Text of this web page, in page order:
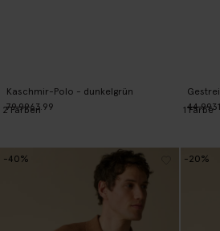
Kaschmir-Polo - dunkelgrün
79.9963.99
2Farben
44.99
1Farbe
-40% -20%